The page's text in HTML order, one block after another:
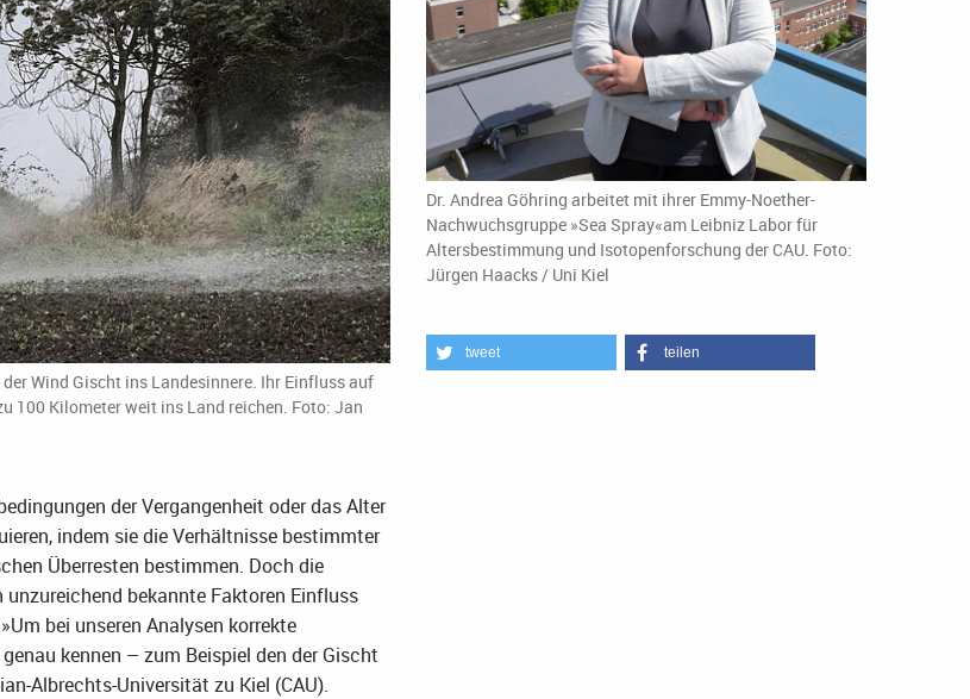
Wind Gischt ins Landesinnere. Ihr Einfluss auf
100 Kilometer weit ins Land reichen. Foto: Jan
der Vergangenheit oder das Alter
indem sie die Verhältnisse bestimmter
Überresten bestimmen. Doch die
bekannte Faktoren Einfluss
bei unseren Analysen korrekte
kennen – zum Beispiel den der Gischt
Albrechts-Universität zu Kiel (CAU).
Dr. Andrea Göhring arbeitet mit ihrer Emmy-Noether-
Nachwuchsgruppe »Sea Spray«am Leibniz Labor für
Altersbestimmung und Isotopenforschung der CAU. Foto:
Jürgen Haacks / Uni Kiel
tweet teilen